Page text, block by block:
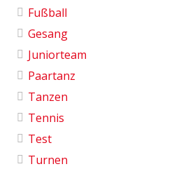
Fußball
Gesang
Juniorteam
Paartanz
Tanzen
Tennis
Test
Turnen